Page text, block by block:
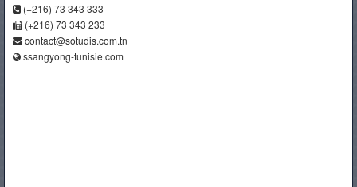
(+216) 73 343 333
(+216) 73 343 233
contact@sotudis.com.tn
ssangyong-tunisie.com